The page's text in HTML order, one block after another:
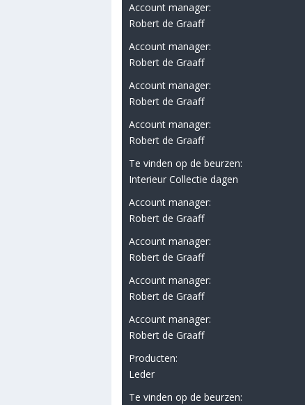
Account manager:
Robert de Graaff
Account manager:
Robert de Graaff
Account manager:
Robert de Graaff
Account manager:
Robert de Graaff
Te vinden op de beurzen:
Interieur Collectie dagen
Account manager:
Robert de Graaff
Account manager:
Robert de Graaff
Account manager:
Robert de Graaff
Account manager:
Robert de Graaff
Producten:
Leder
Te vinden op de beurzen: